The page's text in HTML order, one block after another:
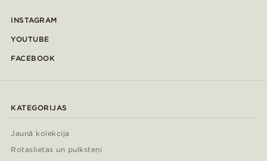
INSTAGRAM
YOUTUBE
FACEBOOK
KATEGORIJAS
Jaunā kolekcija
Rotaslietas un pulksteņi